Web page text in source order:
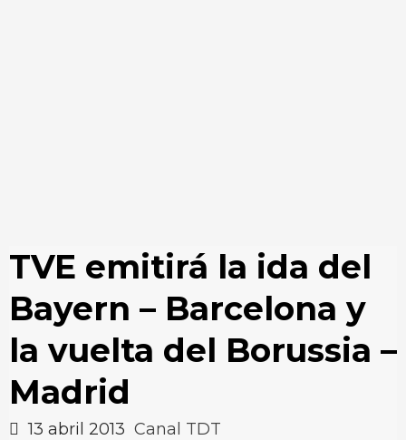
TVE emitirá la ida del
Bayern – Barcelona y
la vuelta del Borussia –
Madrid
13 abril 2013 Canal TDT